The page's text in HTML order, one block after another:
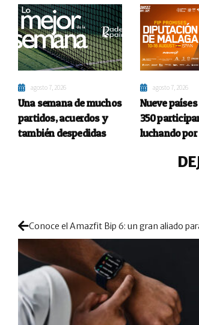
agosto 7, 2026
Una semana de muchos
partidos, acuerdos y
también despedidas
agosto 7, 2026
Nueve
350
luchando